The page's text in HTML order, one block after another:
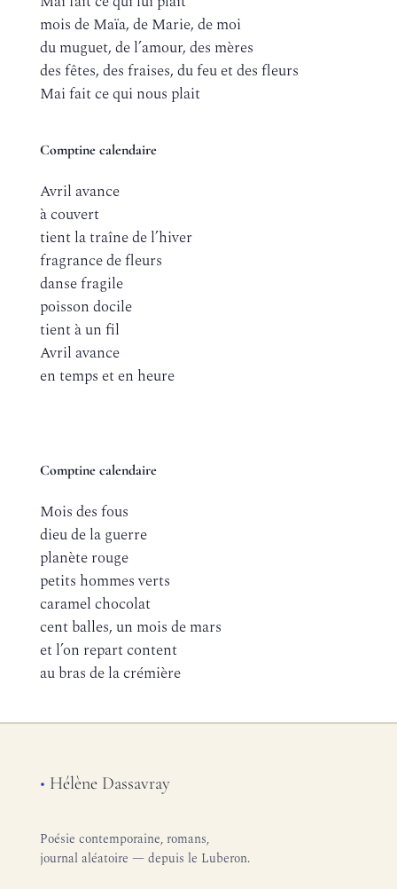
mois de Maïa, de Marie, de moi
du muguet, de l’amour, des mères
des fêtes, des fraises, du feu et des fleurs
Mai fait ce qui nous plait
Comptine calendaire
Avril avance
à couvert
tient la traîne de l’hiver
fragrance de fleurs
danse fragile
poisson docile
tient à un fil
Avril avance
en temps et en heure
Comptine calendaire
Mois des fous
dieu de la guerre
planète rouge
petits hommes verts
caramel chocolat
cent balles, un mois de mars
et l’on repart content
au bras de la crémière
• Hélène Dassavray
Poésie contemporaine, romans,
journal aléatoire — depuis le Luberon.